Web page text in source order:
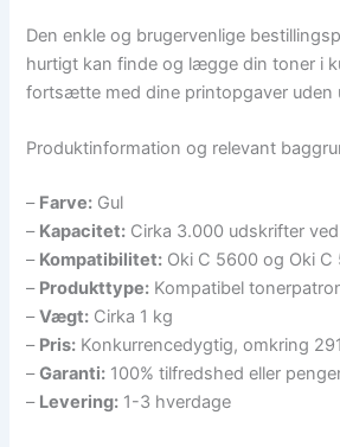
Den enkle og brugervenlige
hurtigt kan finde og lægge din toner i
fortsætte med dine printopgaver uden
Produktinformation og relevant
– Farve: Gul
– Kapacitet: Cirka 3.000 udskrifter
– Kompatibilitet: Oki C 5600 og Oki C
– Produkttype: Kompatibel
–Vægt: Cirka 1 kg
– Pris: Konkurrencedygtig, omkring
–Garanti: 100% tilfredshed eller
– Levering: 1-3 hverdage